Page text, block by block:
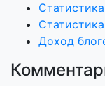
Доход